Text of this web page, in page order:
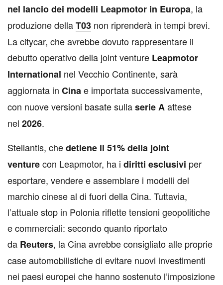
nel lancio dei modelli Leapmotor in Europa, la
produzione dellaT03 non riprenderà in tempi brevi.
La citycar, che avrebbe dovuto rappresentare il
debutto operativo della joint venture Leapmotor
International nel Vecchio Continente, sarà
aggiornata in Cinae importata successivamente,
con nuove versioni basate sullaserie Aattese
nel 2026.
Stellantis, chedetiene il 51% della joint
venturecon Leapmotor, ha i diritti esclusivi per
esportare, vendere e assemblare i modelli del
marchio cinese al di fuori della Cina. Tuttavia,
l’attuale stop in Polonia riflette tensioni geopolitiche
e commerciali: secondo quanto riportato
da Reuters, la Cina avrebbe consigliato alle proprie
case automobilistiche di evitare nuovi investimenti
nei paesi europei che hanno sostenuto l’imposizione